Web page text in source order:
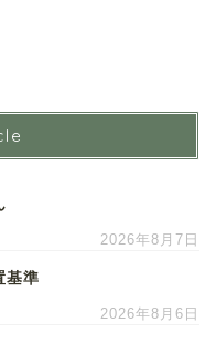
2026年8月7日
基準
2026年8月6日